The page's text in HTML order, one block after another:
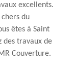
excellents.
du
êtes à Saint
des travaux de
Couverture.